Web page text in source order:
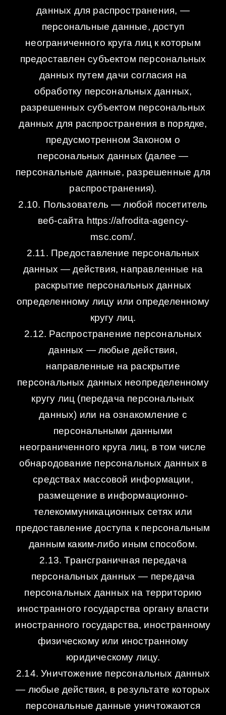
данных для распространения, —
персональные данные, доступ
неограниченного круга лиц к которым
предоставлен субъектом персональных
данных путем дачи согласия на
обработку персональных данных,
разрешенных субъектом персональных
данных для распространения в порядке,
предусмотренном Законом о
персональных данных (далее —
персональные данные, разрешенные для
распространения).
2.10. Пользователь — любой посетитель
веб-сайта https://afrodita-agency-
msc.com/.
2.11. Предоставление персональных
данных — действия, направленные на
раскрытие персональных данных
определенному лицу или определенному
кругу лиц.
2.12. Распространение персональных
данных — любые действия,
направленные на раскрытие
персональных данных неопределенному
кругу лиц (передача персональных
данных) или на ознакомление с
персональными данными
неограниченного круга лиц, в том числе
обнародование персональных данных в
средствах массовой информации,
размещение в информационно-
телекоммуникационных сетях или
предоставление доступа к персональным
данным каким-либо иным способом.
2.13. Трансграничная передача
персональных данных — передача
персональных данных на территорию
иностранного государства органу власти
иностранного государства, иностранному
физическому или иностранному
юридическому лицу.
2.14. Уничтожение персональных данных
— любые действия, в результате которых
персональные данные уничтожаются